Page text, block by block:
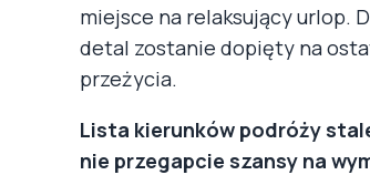
miejsce na relaksujący urlop.
detal zostanie dopięty na
przeżycia.
Lista kierunków podróży
nie przegapcie szansy na